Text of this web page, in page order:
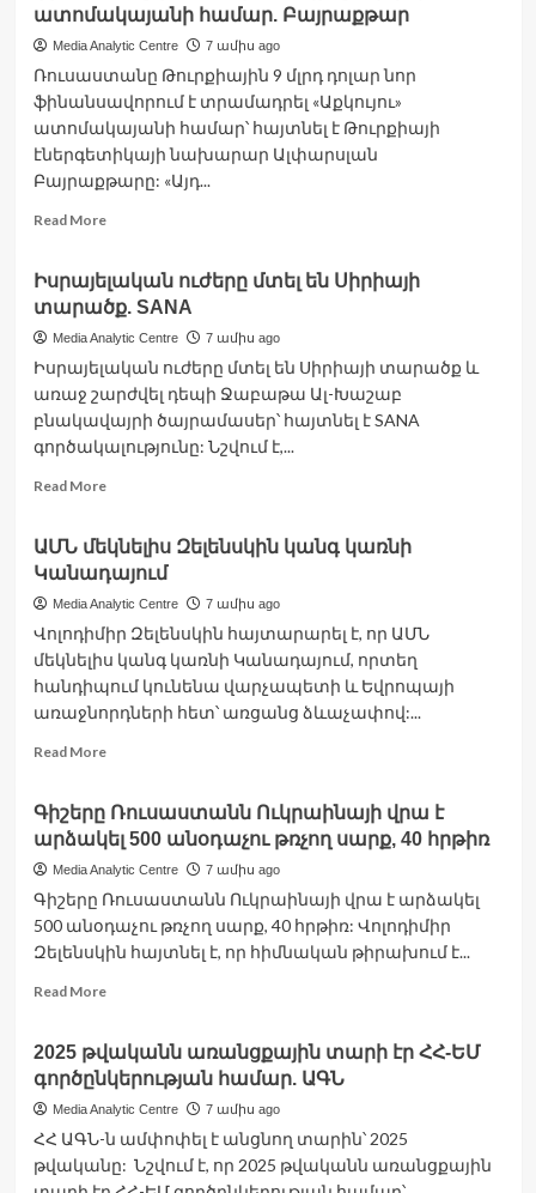
զոհվածների
գերազանցել
է
71
հազարը
ատոմակայանի համար. Բայրաքթար
Media Analytic Centre 7 ամիս ago
Ռուսաստանը Թուրքիային 9 մլրդ դոլար նոր
ֆինանսավորում է տրամադրել «Աքկույու»
ատոմակայանի համար՝ հայտնել է Թուրքիայի
էներգետիկայի նախարար Ալփարսլան
Բայրաքթարը: «Այդ...
Read MoreRead
Ռուսաստանը
Թուրքիային
9
դոլար
նոր
ֆինանսավորում
է
«Աքկույու»
համար.
Բայրաքթար
Իսրայելական ուժերը մտել են Սիրիայի
տարածք. SANA
Media Analytic Centre 7 ամիս ago
Իսրայելական ուժերը մտել են Սիրիայի տարածք և
առաջ շարժվել դեպի Ջաբաթա Ալ-Խաշաբ
բնակավայրի ծայրամասեր՝ հայտնել է SANA
գործակալությունը: Նշվում է,...
Read MoreRead
Իսրայելական
ուժերը
մտել
Սիրիայի
տարածք.
SANA
ԱՄՆ մեկնելիս Զելենսկին կանգ կառնի
Կանադայում
Media Analytic Centre 7 ամիս ago
Վոլոդիմիր Զելենսկին հայտարարել է, որ ԱՄՆ
մեկնելիս կանգ կառնի Կանադայում, որտեղ
հանդիպում կունենա վարչապետի և Եվրոպայի
առաջնորդների հետ՝ առցանց ձևաչափով:...
Read MoreRead
ԱՄՆ
մեկնելիս
Զելենսկին
կառնի
Կանադայում
Գիշերը Ռուսաստանն Ուկրաինայի վրա է
արձակել 500 անօդաչու թռչող սարք, 40 հրթիռ
Media Analytic Centre 7 ամիս ago
Գիշերը Ռուսաստանն Ուկրաինայի վրա է արձակել
500 անօդաչու թռչող սարք, 40 հրթիռ: Վոլոդիմիր
Զելենսկին հայտնել է, որ հիմնական թիրախում է...
Read MoreRead
Գիշերը
Ռուսաստանն
Ուկրաինայի
է
արձակել
2025 թվականն առանցքային տարի էր ՀՀ-ԵՄ
գործընկերության համար. ԱԳՆ
Media Analytic Centre 7 ամիս ago
ՀՀ ԱԳՆ-ն ամփոփել է անցնող տարին՝ 2025
թվականը: Նշվում է, որ 2025 թվականն առանցքային